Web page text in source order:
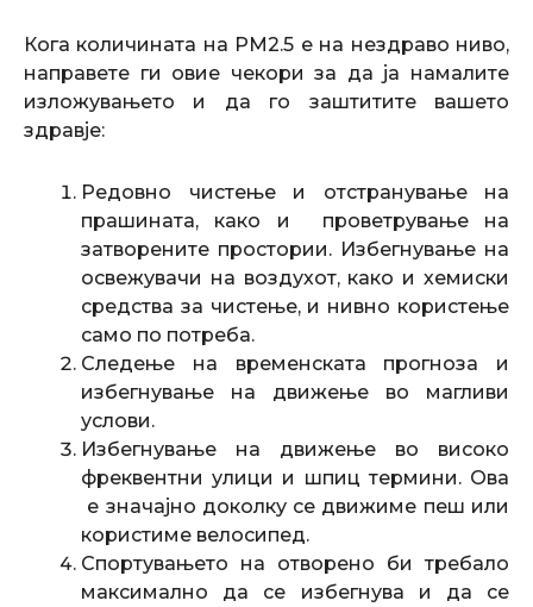
Кога количината на PM2.5 е на нездраво ниво,
направете ги овие чекори за да ја намалите
изложувањето и да го заштитите вашето
здравје:
Редовно чистење и отстранување на
прашината, како и проветрување на
затворените простории. Избегнување на
освежувачи на воздухот, како и хемиски
средства за чистење, и нивно користење
само по потреба.
Следење на временската прогноза и
избегнување на движење во магливи
услови.
Избегнување на движење во високо
фреквентни улици и шпиц термини. Ова
е значајно доколку се движиме пеш или
користиме велосипед.
Спортувањето на отворено би требало
максимално да се избегнува и да се